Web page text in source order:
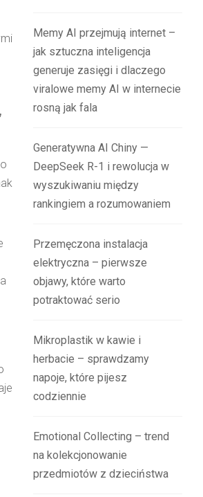
Memy AI przejmują internet –
jak sztuczna inteligencja
generuje zasięgi i dlaczego
viralowe memy AI w internecie
rosną jak fala
Generatywna AI Chiny —
DeepSeek R-1 i rewolucja w
wyszukiwaniu między
rankingiem a rozumowaniem
Przemęczona instalacja
elektryczna – pierwsze
objawy, które warto
potraktować serio
Mikroplastik w kawie i
herbacie – sprawdzamy
napoje, które pijesz
codziennie
Emotional Collecting – trend
na kolekcjonowanie
przedmiotów z dzieciństwa